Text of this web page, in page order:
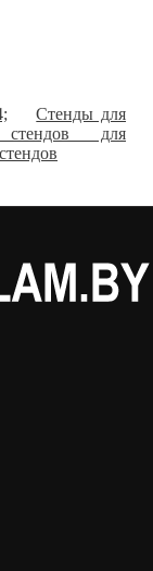
Стенды для
стендов для